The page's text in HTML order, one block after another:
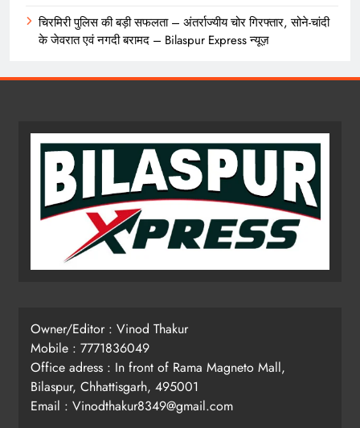
चिरमिरी पुलिस की बड़ी सफलता – अंतर्राज्यीय चोर गिरफ्तार, सोने-चांदी
के जेवरात एवं नगदी बरामद – Bilaspur Express न्यूज़
Owner/Editor : Vinod Thakur
Mobile : 7771836049
Office adress : In front of Rama Magneto Mall,
Bilaspur, Chhattisgarh, 495001
Email : Vinodthakur8349@gmail.com